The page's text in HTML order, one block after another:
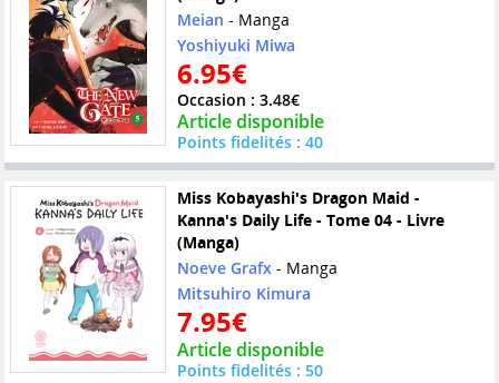
Meian - Manga
Yoshiyuki Miwa
6.95€
Occasion : 3.48€
Article disponible
Points fidelités : 40
Miss Kobayashi's Dragon Maid -
Kanna's Daily Life - Tome 04 - Livre
(Manga)
Noeve Grafx- Manga
Mitsuhiro Kimura
7.95€
Article disponible
Points fidelités : 50